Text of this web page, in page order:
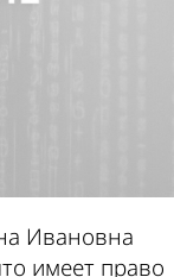
Ивановна
имеет право